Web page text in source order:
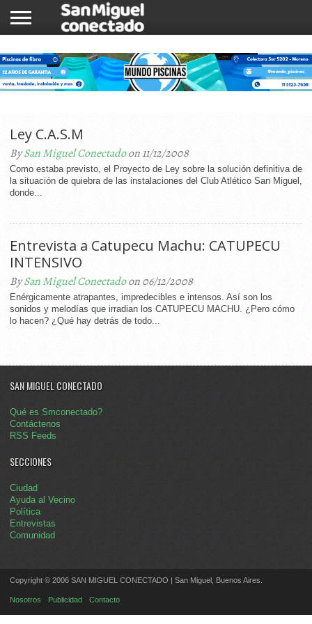
NOTICIAS
COMUNIDAD
COMERCIOS
Ley C.A.S.M
BySan Miguel Conectadoon 11/12/2008
Como estaba previsto, el Proyecto de Ley sobre la solución definitiva de
la situación de quiebra de las instalaciones del Club Atlético San Miguel,
donde...
Entrevista a Catupecu Machu: CATUPECU
INTENSIVO
BySan Miguel Conectadoon 06/12/2008
Enérgicamente atrapantes, impredecibles e intensos. Así son los
sonidos y melodías que irradian los CATUPECU MACHU. ¿Pero cómo
lo hacen? ¿Qué hay detrás de todo...
SAN MIGUEL CONECTADO
Qué es Smconectado?
Contáctenos
RSS Feeds
SECCIONES
Ciudad
Ayuda al Vecino
Política
Entrevistas
Comunidad
Copyright © 2006 SAN MIGUEL CONECTADO | San Miguel, Buenos Aires.
Nosotros Publicidad Contacto